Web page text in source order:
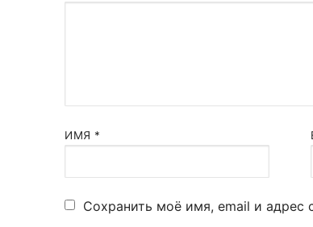
ИМЯ *
Сохранить моё имя, email и адрес